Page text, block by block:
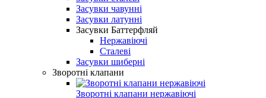
Засувки чавунні
Засувки латунні
Засувки Баттерфляй
Нержавіючі
Сталеві
Засувки шиберні
Зворотні клапани
Зворотні клапани нержавіючі